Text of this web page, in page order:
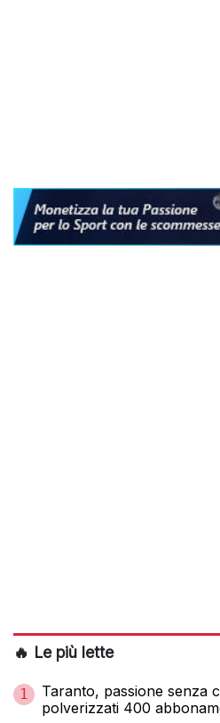
🔥 Le più lette
1
Taranto, passione senza
polverizzati 400